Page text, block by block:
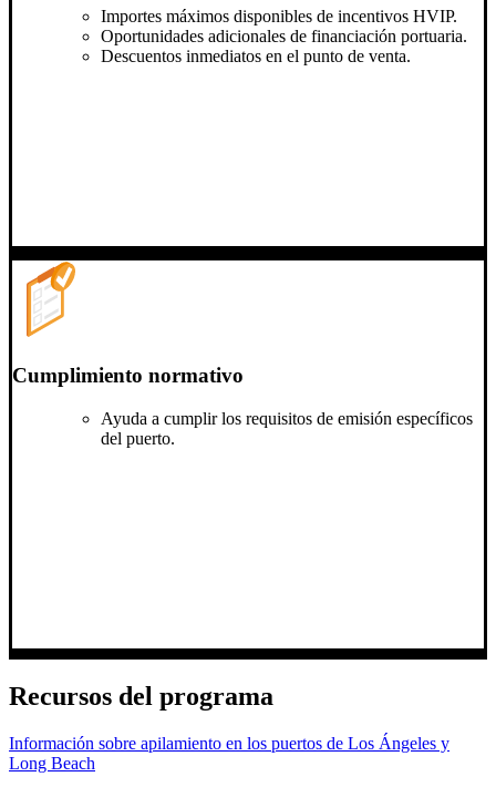
Importes máximos disponibles de incentivos HVIP.
Oportunidades adicionales de financiación portuaria.
Descuentos inmediatos en el punto de venta.
Cumplimiento normativo
Ayuda a cumplir los requisitos de emisión específicos
del puerto.
Recursos del programa
Información sobre apilamiento en los puertos de Los Ángeles y
Long Beach